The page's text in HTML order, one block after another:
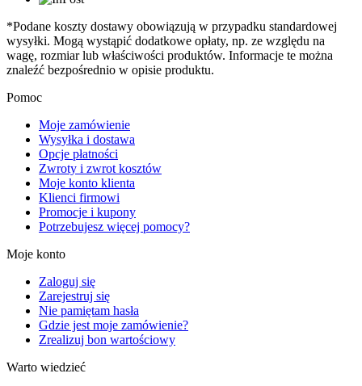
*Podane koszty dostawy obowiązują w przypadku standardowej
wysyłki. Mogą wystąpić dodatkowe opłaty, np. ze względu na
wagę, rozmiar lub właściwości produktów. Informacje te można
znaleźć bezpośrednio w opisie produktu.
Pomoc
Moje zamówienie
Wysyłka i dostawa
Opcje płatności
Zwroty i zwrot kosztów
Moje konto klienta
Klienci firmowi
Promocje i kupony
Potrzebujesz więcej pomocy?
Moje konto
Zaloguj się
Zarejestruj się
Nie pamiętam hasła
Gdzie jest moje zamówienie?
Zrealizuj bon wartościowy
Warto wiedzieć